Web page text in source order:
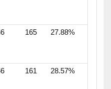
165 27.88%
161 28.57%